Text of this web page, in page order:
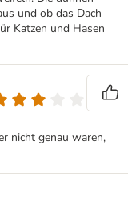
und ob das Dach
Katzen und Hasen
nicht genau waren,